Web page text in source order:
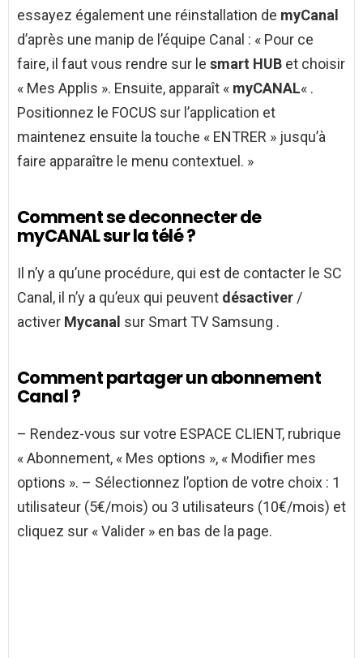
essayez également une réinstallation de myCanal
d’après une manip de l’équipe Canal : « Pour ce
faire, il faut vous rendre sur le smart HUB et choisir
« Mes Applis ». Ensuite, apparaît « myCANAL« .
Positionnez le FOCUS sur l’application et
maintenez ensuite la touche « ENTRER » jusqu’à
faire apparaître le menu contextuel. »
Comment se deconnecter de
myCANAL sur la télé ?
Il n’y a qu’une procédure, qui est de contacter le SC
Canal, il n’y a qu’eux qui peuvent désactiver /
activer Mycanal sur Smart TV Samsung .
Comment partager un abonnement
Canal ?
– Rendez-vous sur votre ESPACE CLIENT, rubrique
« Abonnement, « Mes options », « Modifier mes
options ». – Sélectionnez l’option de votre choix : 1
utilisateur (5€/mois) ou 3 utilisateurs (10€/mois) et
cliquez sur « Valider » en bas de la page.